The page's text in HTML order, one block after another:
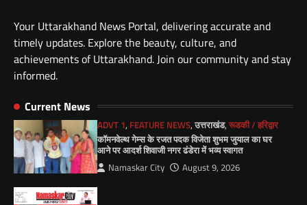
Your Uttarakhand News Portal, delivering accurate and
timely updates. Explore the beauty, culture, and
achievements of Uttarakhand. Join our community and stay
informed.
Current News
ADVT 1, FEATURE NEWS,उत्तराखंड,रूडकी / हरिद्वार
कॉमनवेल्थ गेम्स के रजत पदक विजेता शुभम जुयाल का घर
आने पर आदर्श शिवाजी नगर ढंडेरा में भव्य स्वागत
Namaskar City August 9, 2026